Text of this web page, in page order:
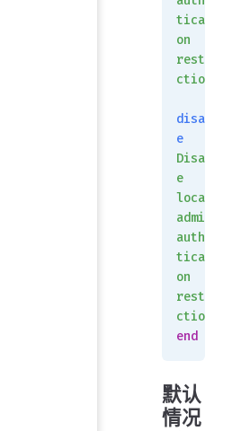
ticati
on
restri
ction.
disabl
e
Disabl
e
local
admin
authen
ticati
on
restri
ction.
end
默认
情况